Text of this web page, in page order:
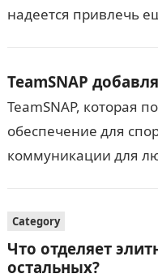
надеется привлечь
TeamSNAP
TeamSNAP, которая
обеспечение для
коммуникации для
главного
Category
Что отделяет
остальных?